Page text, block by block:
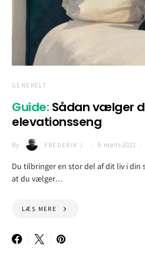
GENERELT
Guide: Sådan vælger
elevationsseng
By FREDERIK J. 9. marts 2021
Du tilbringer en stor del af dit liv i
at du vælger…
LÆS MERE